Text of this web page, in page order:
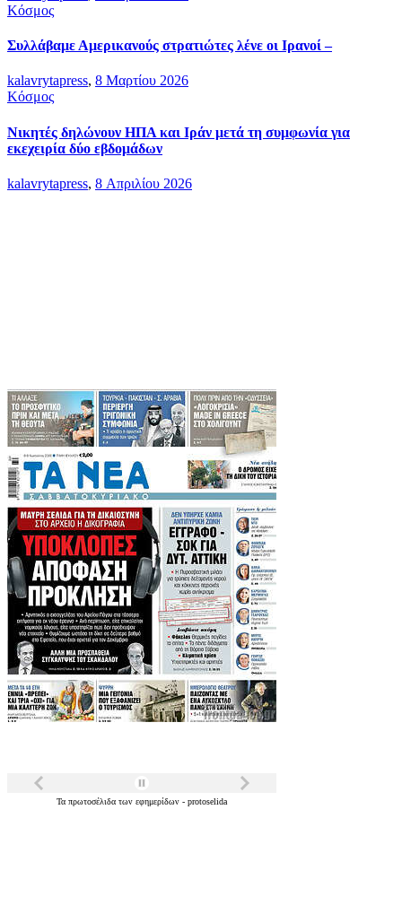
Κόσμος
Συλλάβαμε Αμερικανούς στρατιώτες λένε οι Ιρανοί –
kalavrytapress, 8 Μαρτίου 2026
Κόσμος
Νικητές δηλώνουν ΗΠΑ και Ιράν μετά τη συμφωνία για
εκεχειρία δύο εβδομάδων
kalavrytapress, 8 Απριλίου 2026
Τα πρωτοσέλιδα των εφημερίδων - protoselida